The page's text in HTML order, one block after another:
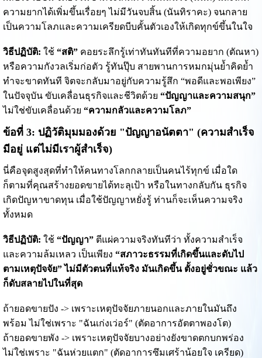
ความยากได้เพิ่มขึ้นเรื่อยๆ ไม่มีวันจบสิ้น (นันทิราคะ) จนกลาย
เป็นความโลภและความเครียดบีบคั้นตัวเองให้เกิดทุกข์ขึ้นในใจ
วิธีปฏิบัติ: ใช้ “สติ”คอยระลึกรู้เท่าทันทันทีที่ความอยาก (ตัณหา)
หรือความกังวลเริ่มก่อตัว รู้ทันปุ๊บ สายพานการหมกมุ่นย้ำคิดย้ำ
ทำจะขาดทันที จิตจะกลับมาอยู่กับความรู้สึก “พอดีและพอเพียง”
ในปัจจุบัน ขับเคลื่อนธุรกิจและชีวิตด้วย “ปัญญาและความสนุก”
ไม่ใช่ขับเคลื่อนด้วย “ความกลัวและความโลภ”
ข้อที่ 3: ปฏิวัติมุมมองด้วย "ปัญญาอนัตตา" (ความสำเร็จ
มีอยู่ แต่ไม่มีเราผู้สำเร็จ)
นี่คือจุดสูงสุดที่ทำให้คนทางโลกกลายเป็นคนไร้ทุกข์ เมื่อใด
ก็ตามที่คุณสร้างยอดขายได้ทะลุเป้า หรือในทางกลับกัน ธุรกิจ
เกิดปัญหาขาดทุน เมื่อใช้ปัญญาหยั่งรู้ ท่านก็จะเห็นความจริง
ทั้งหมด
วิธีปฏิบัติ: ใช้ “ปัญญา”ตีแผ่ความจริงทันทีว่า ทั้งความสำเร็จ
และความล้มเหลว เป็นเพียง “สภาวะธรรมที่เกิดขึ้นและดับไป
ตามเหตุปัจจัย” ไม่มีตัวตนที่แท้จริง มันเกิดขึ้น ตั้งอยู่ชั่วขณะ แล้ว
ก็ดับสลายไปในที่สุด
ถ้ายอดขายปัง -> เพราะเหตุปัจจัยภายนอกและภายในมันถึง
พร้อม ไม่ใช่เพราะ "ฉันเก่งเว่อร์" (ตัดอาการอัตตาพองโต)
ถ้ายอดขายพัง -> เพราะเหตุปัจจัยบางอย่างยังขาดตกบกพร่อง
ไม่ใช่เพราะ "ฉันห่วยแตก" (ตัดอาการซึมเศร้าน้อยใจ เครียด)